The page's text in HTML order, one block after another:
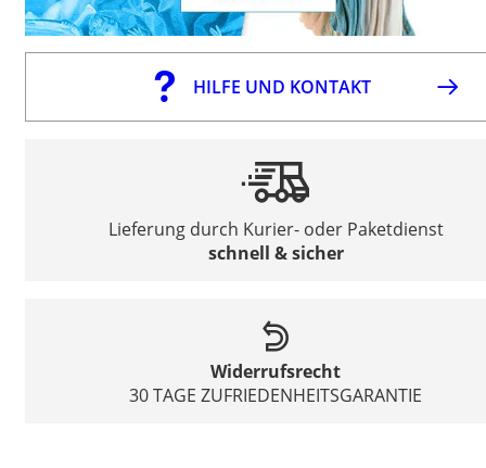
HILFE UND KONTAKT
Lieferung durch Kurier- oder Paketdienst
schnell & sicher
Widerrufsrecht
30 TAGE ZUFRIEDENHEITSGARANTIE